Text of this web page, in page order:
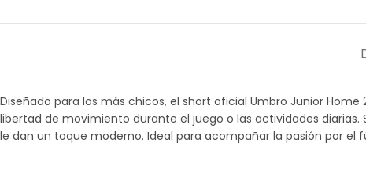
Diseñado para los más chicos, el short oficial Umbro Junior
libertad de movimiento durante el juego o las actividades
le dan un toque moderno. Ideal para acompañar la pasión por el